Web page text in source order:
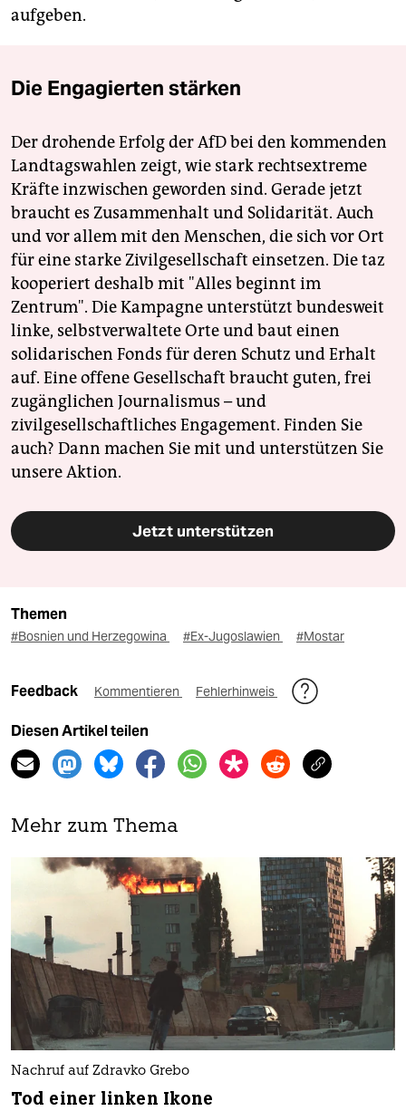
aufgeben.
Die Engagierten stärken
Der drohende Erfolg der AfD bei den kommenden
Landtagswahlen zeigt, wie stark rechtsextreme
Kräfte inzwischen geworden sind. Gerade jetzt
braucht es Zusammenhalt und Solidarität. Auch
und vor allem mit den Menschen, die sich vor Ort
für eine starke Zivilgesellschaft einsetzen. Die taz
kooperiert deshalb mit "Alles beginnt im
Zentrum". Die Kampagne unterstützt bundesweit
linke, selbstverwaltete Orte und baut einen
solidarischen Fonds für deren Schutz und Erhalt
auf. Eine offene Gesellschaft braucht guten, frei
zugänglichen Journalismus – und
zivilgesellschaftliches Engagement. Finden Sie
auch? Dann machen Sie mit und unterstützen Sie
unsere Aktion.
Jetzt unterstützen
Themen
#Bosnien und Herzegowina #Ex-Jugoslawien #Mostar
Feedback Kommentieren Fehlerhinweis
Diesen Artikel teilen
Mehr zum Thema
Nachruf auf Zdravko Grebo
Tod einer linken Ikone